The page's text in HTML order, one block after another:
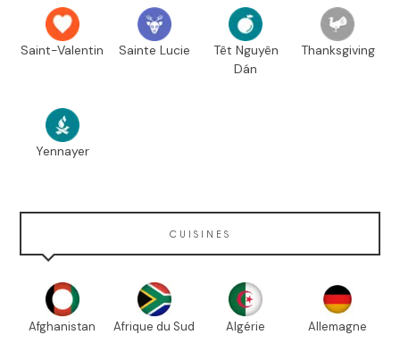
Saint-Valentin Sainte Lucie
Têt Nguyên
Dán
Thanksgiving
Yennayer
CUISINES
Afghanistan Afrique du Sud Algérie Allemagne